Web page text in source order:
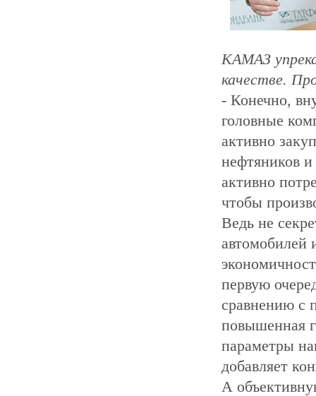
КАМАЗ
качестве.
- Конечно,
головные
активно
нефтяников
активно
чтобы
Ведь не
автомобилей
первую
сравнению с
повышенная
параметры
добавляет
А